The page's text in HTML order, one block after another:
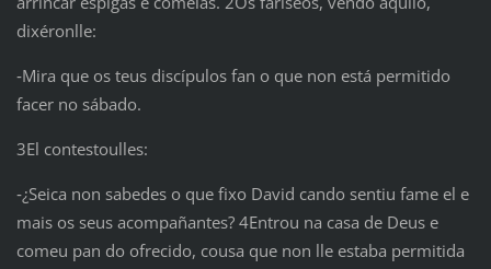
dixéronlle:
‑Mira que os teus discípulos fan o que non está permitido
facer no sábado.
3El contestoulles:
‑¿Seica non sabedes o que fixo David cando sentiu fame el e
mais os seus acompañantes? 4Entrou na casa de Deus e
comeu pan do ofrecido, cousa que non lle estaba permitida